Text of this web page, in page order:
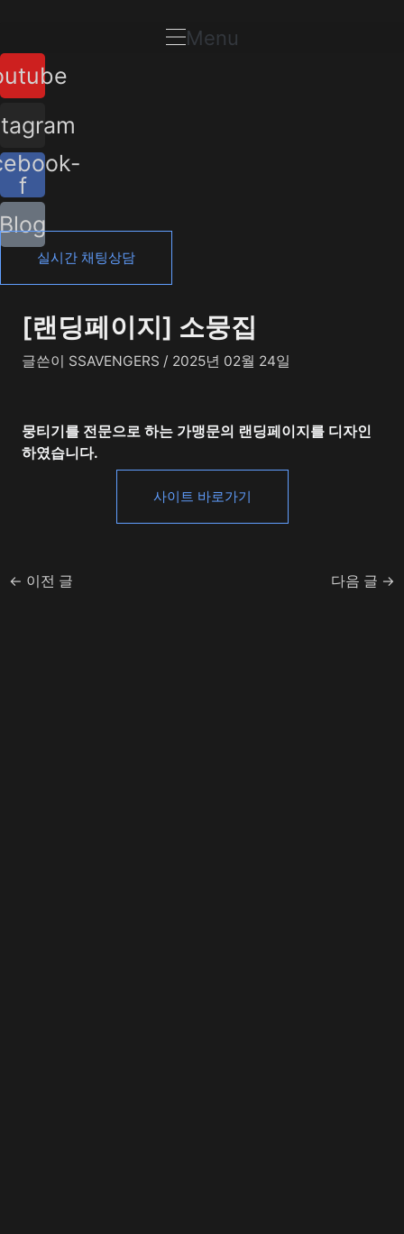
츠
로
건
너
뛰
기
Menu
f
Blog
실시간 채팅상담
[랜딩페이지] 소뭉집
글쓴이 SSAVENGERS / 2025년 02월 24일
뭉티기를 전문으로 하는 가맹문의 랜딩페이지를 디자인
하였습니다.
사이트 바로가기
트
탐
색
← 이전 글 다음 글 →